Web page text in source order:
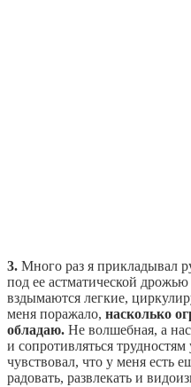
3. Много раз я прикладывал
под ее астматической дрожью
вздымаются легкие,
меня поражало, насколько
обладаю. Не волшебная, а
и сопротивляться
чувствовал, что у меня есть
радовать, развлекать и